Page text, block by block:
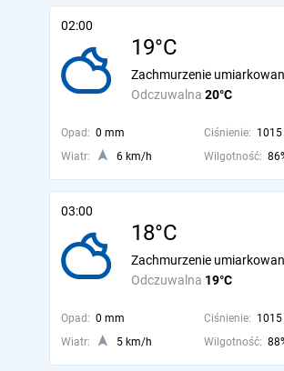
02:00
19°C
Odczuwalna 20°C
Zachmurzenie
Opad: 0 mm Ciśnienie: 1015
Wiatr:
6 km/h Wilgotność:
03:00
18°C
Odczuwalna 19°C
Zachmurzenie
Opad: 0 mm Ciśnienie: 1015
Wiatr:
5 km/h Wilgotność: